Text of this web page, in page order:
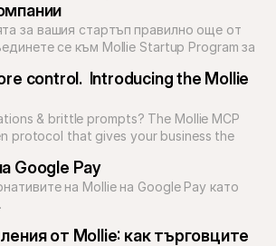
за вашия стартъп правилно още от
се към Mollie Startup Program за
control.  Introducing the Mollie
& brittle prompts? The Mollie MCP
protocol that gives your business the
Google Pay
на Mollie на Google Pay като
от Mollie: как търговците